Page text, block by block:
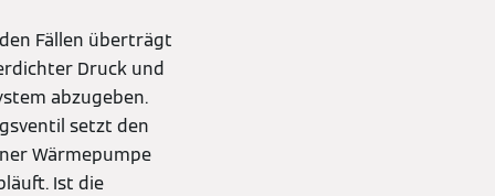
Fällen überträgt
Druck und
abzugeben.
setzt den
Wärmepumpe
Ist die